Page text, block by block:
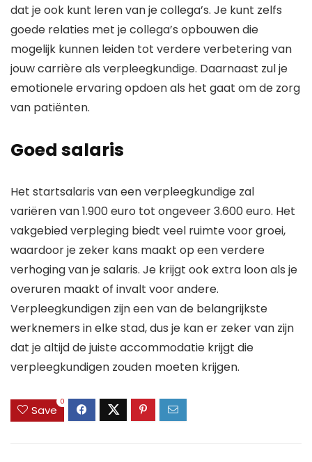
dat je ook kunt leren van je collega’s. Je kunt zelfs
goede relaties met je collega’s opbouwen die
mogelijk kunnen leiden tot verdere verbetering van
jouw carrière als verpleegkundige. Daarnaast zul je
emotionele ervaring opdoen als het gaat om de zorg
van patiënten.
Goed salaris
Het startsalaris van een verpleegkundige zal
variëren van 1.900 euro tot ongeveer 3.600 euro. Het
vakgebied verpleging biedt veel ruimte voor groei,
waardoor je zeker kans maakt op een verdere
verhoging van je salaris. Je krijgt ook extra loon als je
overuren maakt of invalt voor andere.
Verpleegkundigen zijn een van de belangrijkste
werknemers in elke stad, dus je kan er zeker van zijn
dat je altijd de juiste accommodatie krijgt die
verpleegkundigen zouden moeten krijgen.
Save
0